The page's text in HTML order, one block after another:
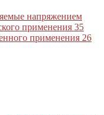
напряжением
применения 35
применения 26